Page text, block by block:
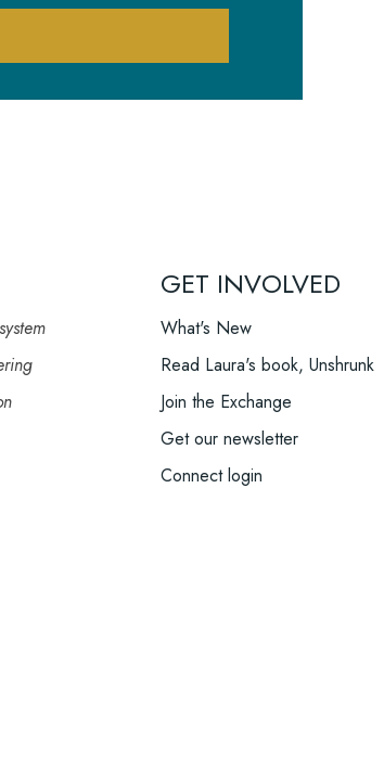
GET INVOLVED
What's New
Read Laura's book, Unshrunk
Join the Exchange
Get our newsletter
Connect login